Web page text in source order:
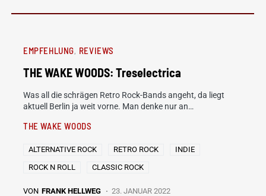
EMPFEHLUNG REVIEWS
THE WAKE WOODS: Treselectrica
Was all die schrägen Retro Rock-Bands angeht, da liegt
aktuell Berlin ja weit vorne. Man denke nur an…
THE WAKE WOODS
ALTERNATIVE ROCK RETRO ROCK
INDIE
ROCK N ROLL
CLASSIC ROCK
VON FRANK HELLWEG 23. JANUAR 2022